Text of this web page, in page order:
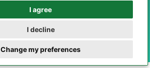
I agree
I decline
Change my preferences